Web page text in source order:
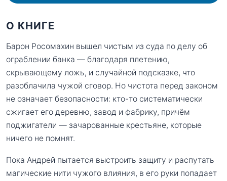
О КНИГЕ
Барон Росомахин вышел чистым из суда по делу об
ограблении банка — благодаря плетению,
скрывающему ложь, и случайной подсказке, что
разоблачила чужой сговор. Но чистота перед законом
не означает безопасности: кто-то систематически
сжигает его деревню, завод и фабрику, причём
поджигатели — зачарованные крестьяне, которые
ничего не помнят.
Пока Андрей пытается выстроить защиту и распутать
магические нити чужого влияния, в его руки попадает